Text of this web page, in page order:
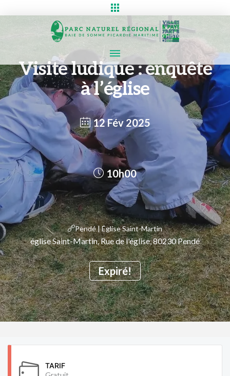
Visite ludique : enquête
à l’église
12 Fév 2025
Expiré!
10h00
Pendé | Église Saint-Martin
église Saint-Martin, Rue de l'église, 80230 Pendé
TARIF